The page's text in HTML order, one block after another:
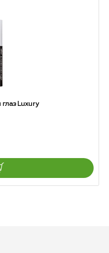
Luxury